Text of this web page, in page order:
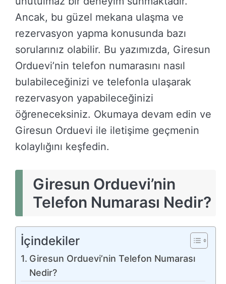
Ancak, bu güzel mekana ulaşma ve
rezervasyon yapma konusunda bazı
sorularınız olabilir. Bu yazımızda, Giresun
Orduevi’nin telefon numarasını nasıl
bulabileceğinizi ve telefonla ulaşarak
rezervasyon yapabileceğinizi
öğreneceksiniz. Okumaya devam edin ve
Giresun Orduevi ile iletişime geçmenin
kolaylığını keşfedin.
Giresun Orduevi’nin
Telefon Numarası Nedir?
İçindekiler
Giresun Orduevi’nin Telefon Numarası
Nedir?